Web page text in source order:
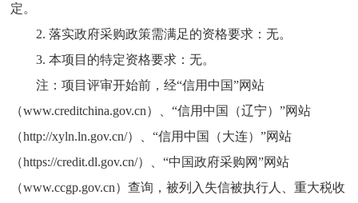
定。
2. 落实政府采购政策需满足的资格要求：无。
3. 本项目的特定资格要求：无。
注：项目评审开始前，经“信用中国”网站
（www.creditchina.gov.cn）、“信用中国（辽宁）”网站
（http://xyln.ln.gov.cn/）、“信用中国（大连）”网站
（https://credit.dl.gov.cn/）、“中国政府采购网”网站
（www.ccgp.gov.cn）查询，被列入失信被执行人、重大税收